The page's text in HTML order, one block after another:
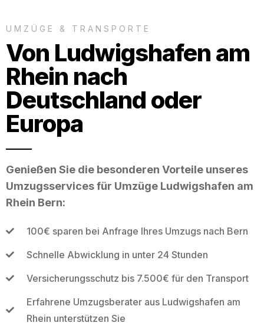
UMZÜGE & TRANSPORTE
Von Ludwigshafen am
Rhein nach
Deutschland oder
Europa
Genießen Sie die besonderen Vorteile unseres
Umzugsservices für Umzüge Ludwigshafen am
Rhein Bern:
100€ sparen bei Anfrage Ihres Umzugs nach Bern
Schnelle Abwicklung in unter 24 Stunden
Versicherungsschutz bis 7.500€ für den Transport
Erfahrene Umzugsberater aus Ludwigshafen am
Rhein unterstützen Sie